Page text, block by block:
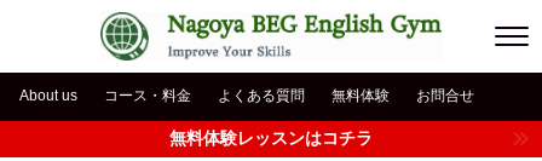
About us コース・料金 よくある質問 無料体験 お問合せ
無料体験レッスンはコチラ